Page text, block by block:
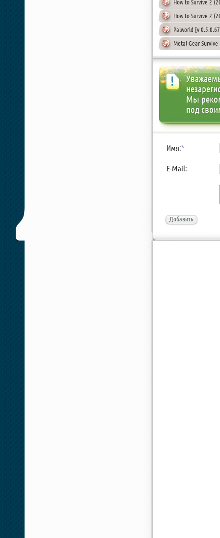
How to Survive 2
How to Survive 2
Palworld [v
Metal Gear
Мы
под
Имя:*
E-Mail:
Добавить